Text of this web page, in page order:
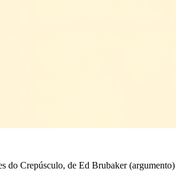
do Crepúsculo, de Ed Brubaker